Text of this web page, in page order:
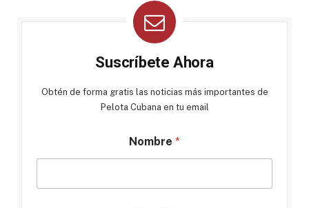
Suscríbete Ahora
Obtén de forma gratis las noticias más importantes de
Pelota Cubana en tu email
Nombre *